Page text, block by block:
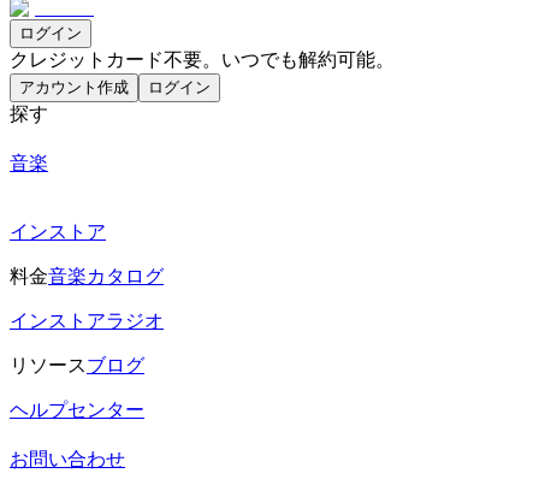
ログイン
クレジットカード不要。いつでも解約可能。
アカウント作成 ログイン
探す
音楽
インストア
料金音楽カタログ
インストアラジオ
リソースブログ
ヘルプセンター
お問い合わせ